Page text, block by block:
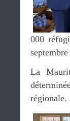
000
La
régionale.